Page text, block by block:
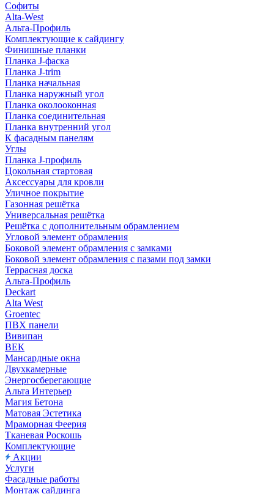
Софиты
Alta-West
Альта-Профиль
Комплектующие к сайдингу
Финишные планки
Планка J-фаска
Планка J-trim
Планка начальная
Планка наружный угол
Планка околооконная
Планка соединительная
Планка внутренний угол
К фасадным панелям
Углы
Планка J-профиль
Цокольная стартовая
Аксессуары для кровли
Уличное покрытие
Газонная решётка
Универсальная решётка
Решётка с дополнительным обрамлением
Угловой элемент обрамления
Боковой элемент обрамления с замками
Боковой элемент обрамления с пазами под замки
Террасная доска
Альта-Профиль
Deckart
Alta West
Groentec
ПВХ панели
Вивипан
ВЕК
Мансардные окна
Двухкамерные
Энергосберегающие
Альта Интерьер
Магия Бетона
Матовая Эстетика
Мраморная Феерия
Тканевая Роскошь
Комплектующие
Акции
Услуги
Фасадные работы
Монтаж сайдинга